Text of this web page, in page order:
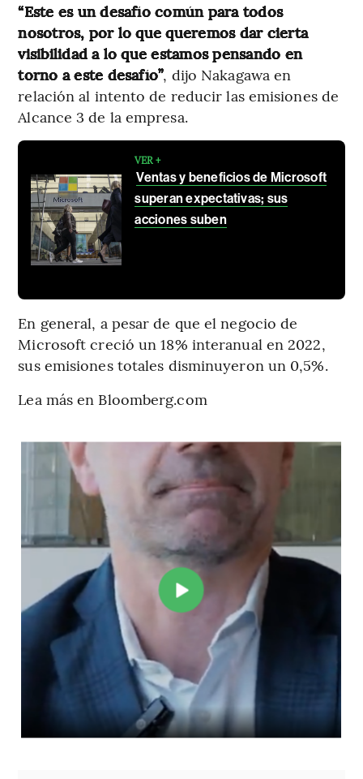
“Este es un desafío común para todos
nosotros, por lo que queremos dar cierta
visibilidad a lo que estamos pensando en
torno a este desafío”, dijo Nakagawa en
relación al intento de reducir las emisiones de
Alcance 3 de la empresa.
VER +
Ventas y beneficios de Microsoft
superan expectativas; sus
acciones suben
En general, a pesar de que el negocio de
Microsoft creció un 18% interanual en 2022,
sus emisiones totales disminuyeron un 0,5%.
Lea más en Bloomberg.com